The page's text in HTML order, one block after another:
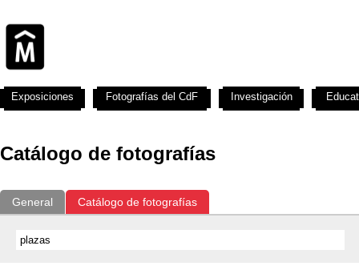
Catálogo de fotografías
General Catálogo de fotografías
Exposiciones Fotografías del CdF Investigación